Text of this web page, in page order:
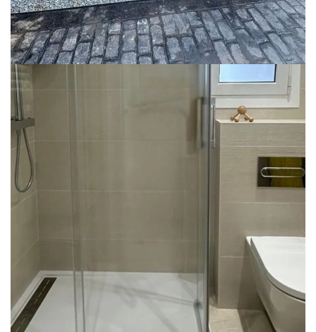
Reforma de baño con calidez natural